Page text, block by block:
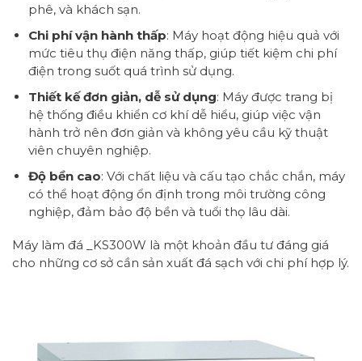
phê, và khách sạn.
Chi phí vận hành thấp: Máy hoạt động hiệu quả với
mức tiêu thụ điện năng thấp, giúp tiết kiệm chi phí
điện trong suốt quá trình sử dụng.
Thiết kế đơn giản, dễ sử dụng: Máy được trang bị
hệ thống điều khiển cơ khí dễ hiểu, giúp việc vận
hành trở nên đơn giản và không yêu cầu kỹ thuật
viên chuyên nghiệp.
Độ bền cao: Với chất liệu và cấu tạo chắc chắn, máy
có thể hoạt động ổn định trong môi trường công
nghiệp, đảm bảo độ bền và tuổi thọ lâu dài.
Máy làm đá _KS300W là một khoản đầu tư đáng giá
cho những cơ sở cần sản xuất đá sạch với chi phí hợp lý.